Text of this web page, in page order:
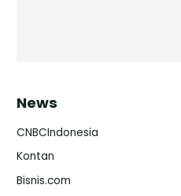
News
CNBCIndonesia
Kontan
Bisnis.com